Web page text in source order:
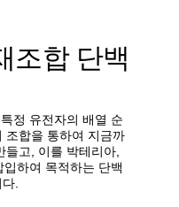
조합 단백
정 유전자의 배열 순
조합을 통하여 지금까
들고, 이를 박테리아,
하여 목적하는 단백
.